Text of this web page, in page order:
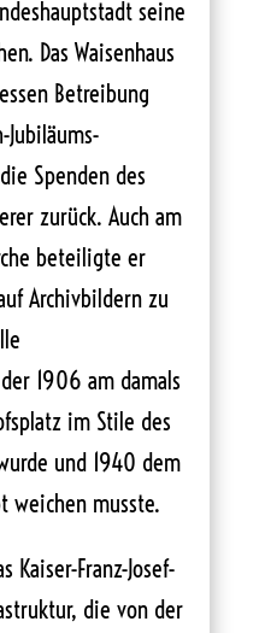
seine
Das Waisenhaus
Betreibung
Jubiläums-
Spenden des
zurück. Auch am
beteiligte er
Archivbildern zu
1906 am damals
im Stile des
und 1940 dem
weichen musste.
Kaiser-Franz-Josef-
die von der